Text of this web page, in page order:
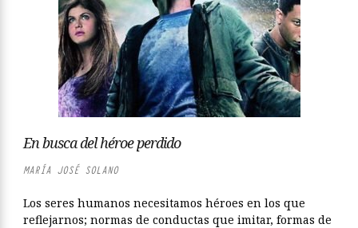
En busca del héroe perdido
MARÍA JOSÉ SOLANO
Los seres humanos necesitamos héroes en los que
reflejarnos; normas de conductas que imitar, formas de